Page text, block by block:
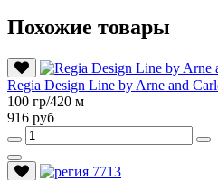
Похожие товары
Regia Design Line by Arne and
100 гр/420 м
916 руб